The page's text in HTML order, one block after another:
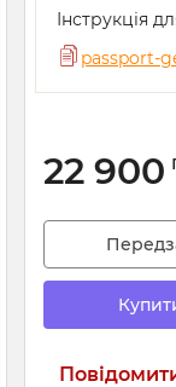
Інструкція
passport-
22 900